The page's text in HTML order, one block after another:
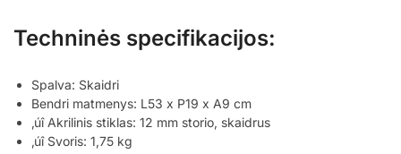
Techninės specifikacijos:
Spalva: Skaidri
Bendri matmenys: L53 x P19 x A9 cm
‚úî Akrilinis stiklas: 12 mm storio, skaidrus
‚úî Svoris: 1,75 kg